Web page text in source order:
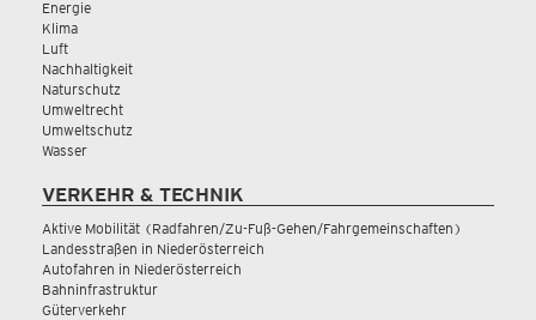
Energie
Klima
Luft
Nachhaltigkeit
Naturschutz
Umweltrecht
Umweltschutz
Wasser
VERKEHR & TECHNIK
Aktive Mobilität (Radfahren/Zu-Fuß-Gehen/Fahrgemeinschaften)
Landesstraßen in Niederösterreich
Autofahren in Niederösterreich
Bahninfrastruktur
Güterverkehr